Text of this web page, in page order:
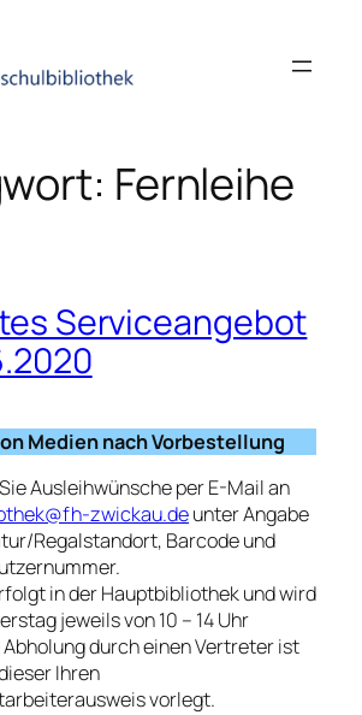
Fernleihe
Serviceangebot
Medien nach Vorbestellung
Ausleihwünsche per E-Mail an
zwickau.deunter Angabe
Regalstandort, Barcode und
in der Hauptbibliothek und wird
jeweils von 10 – 14 Uhr
durch einen Vertreter ist
Ihren
vorlegt.